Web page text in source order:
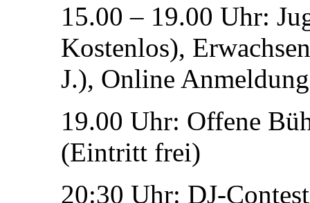
15.00 – 19.00 Uhr:
Kostenlos),
J.), Online
19.00 Uhr: Offene
(Eintritt frei)
20:30 Uhr: DJ-